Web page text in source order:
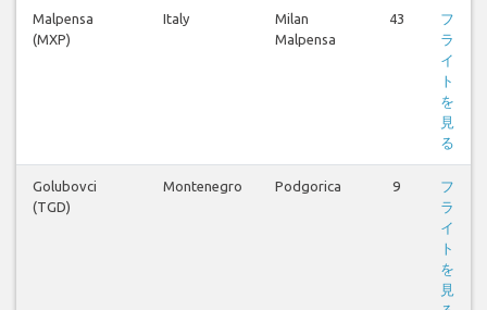
Malpensa
(MXP)
Italy
Milan
Malpensa
43
フ
ラ
イ
ト
を
見
る
Golubovci
(TGD)
Montenegro Podgorica 9
フ
ラ
イ
ト
を
見